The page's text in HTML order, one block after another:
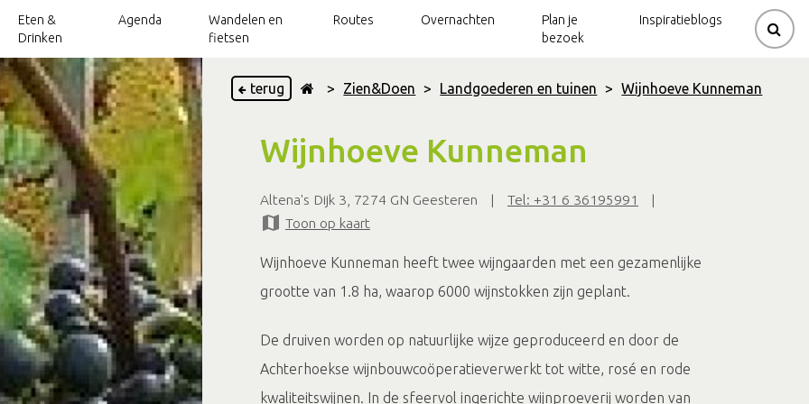
Borculo
Beltrum
Geesteren
Gelselaar
Haarlo
Oldenkotte
Noordijk
Rietmolen
De grens over
Landgoederen en tuinen
Leuk met kids
Musea
Vintage, brocante en kringloop
Verrassende natuur
Watermolens en molens
Eten &
Drinken
en streekproducten
Agenda
Wandelen en
fietsen
Wandelen
wandelroutetips
met kids
Routes
Smaakvolle
fietsroutes
Silo art Tour
Voetpontje
routes
Molenroute
Smaak naar Smaak
fietsarrangementen
Beltrum
Neede
routes
Mountainbikeroutes
Natuurtrails
Overnachten
Groepsaccommodaties
Hotels
Vakantiewoningen&appartementen
Plan je
bezoek
en toeristische Informatie
Inspiratieblogs
terug > Zien&Doen > Landgoederen en tuinen > Wijnhoeve Kunneman
Wijnhoeve Kunneman
Altena's Dijk 3, 7274 GN Geesteren | Tel: +31 6 36195991
|
Toon op kaart
Wijnhoeve Kunneman heeft twee wijngaarden met een gezamenlijke
grootte van 1.8 ha, waarop 6000 wijnstokken zijn geplant.
De druiven worden op natuurlijke wijze geproduceerd en door de
Achterhoekse wijnbouwcoöperatieverwerkt tot witte, rosé en rode
kwaliteitswijnen. In de sfeervol ingerichte wijnproeverij worden van